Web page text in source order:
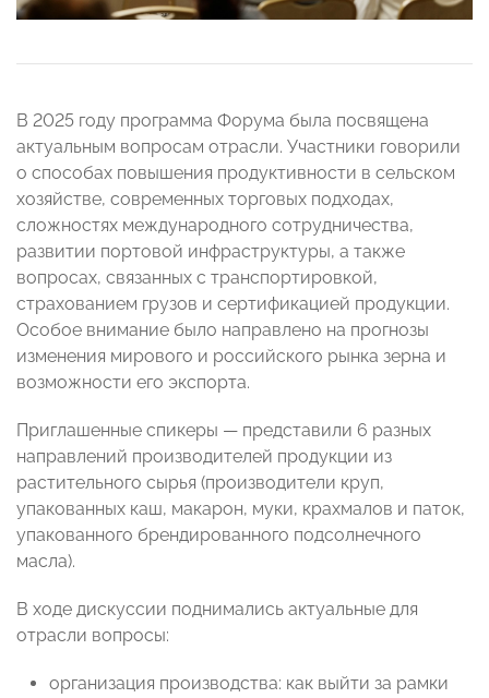
В 2025 году программа Форума была посвящена
актуальным вопросам отрасли. Участники говорили
о способах повышения продуктивности в сельском
хозяйстве, современных торговых подходах,
сложностях международного сотрудничества,
развитии портовой инфраструктуры, а также
вопросах, связанных с транспортировкой,
страхованием грузов и сертификацией продукции.
Особое внимание было направлено на прогнозы
изменения мирового и российского рынка зерна и
возможности его экспорта.
Приглашенные спикеры — представили 6 разных
направлений производителей продукции из
растительного сырья (производители круп,
упакованных каш, макарон, муки, крахмалов и паток,
упакованного брендированного подсолнечного
масла).
В ходе дискуссии поднимались актуальные для
отрасли вопросы:
организация производства: как выйти за рамки